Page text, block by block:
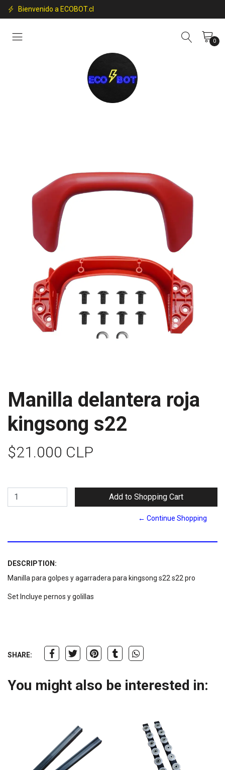
Bienvenido a ECOBOT.cl
0
Manilla delantera roja
kingsong s22
$21.000 CLP
← Continue Shopping
DESCRIPTION:
Manilla para golpes y agarradera para kingsong s22 s22 pro
Set Incluye pernos y golillas
SHARE:
You might also be interested in: